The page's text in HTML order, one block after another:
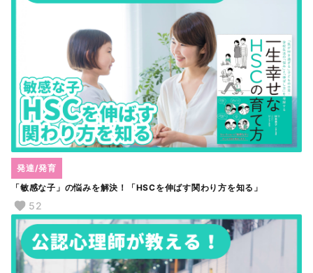
「敏感な子」の悩みを解決！「HSCを伸ばす関わり方を知る」
発達/発育
52